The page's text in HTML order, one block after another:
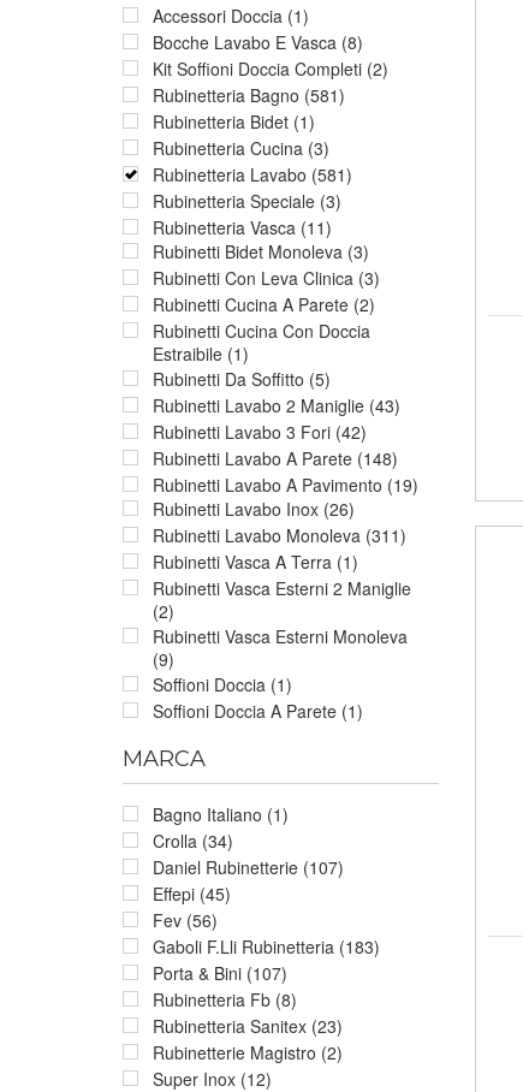
Accessori Doccia (1)
Bocche Lavabo E Vasca (8)
Kit Soffioni Doccia Completi (2)
Rubinetteria Bagno (581)
Rubinetteria Bidet (1)
Rubinetteria Cucina (3)
Rubinetteria Lavabo (581)
Rubinetteria Speciale (3)
Rubinetteria Vasca (11)
Rubinetti Bidet Monoleva (3)
Rubinetti Con Leva Clinica (3)
Rubinetti Cucina A Parete (2)
Rubinetti Cucina Con Doccia
Estraibile (1)
Rubinetti Da Soffitto (5)
Rubinetti Lavabo 2 Maniglie (43)
Rubinetti Lavabo 3 Fori (42)
Rubinetti Lavabo A Parete (148)
Rubinetti Lavabo A Pavimento (19)
Rubinetti Lavabo Inox (26)
Rubinetti Lavabo Monoleva (311)
Rubinetti Vasca A Terra (1)
Rubinetti Vasca Esterni 2 Maniglie
(2)
Rubinetti Vasca Esterni Monoleva
(9)
Soffioni Doccia (1)
Soffioni Doccia A Parete (1)
MARCA
Bagno Italiano (1)
Crolla (34)
Daniel Rubinetterie (107)
Effepi (45)
Fev (56)
Gaboli F.Lli Rubinetteria (183)
Porta & Bini (107)
Rubinetteria Fb (8)
Rubinetteria Sanitex (23)
Rubinetterie Magistro (2)
Super Inox (12)